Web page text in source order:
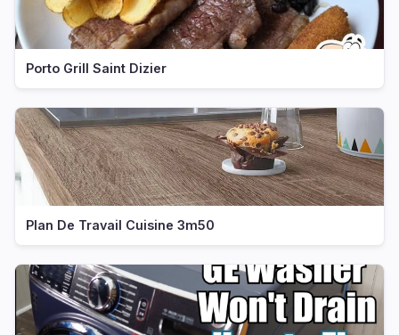
Porto Grill Saint Dizier
Plan De Travail Cuisine 3m50